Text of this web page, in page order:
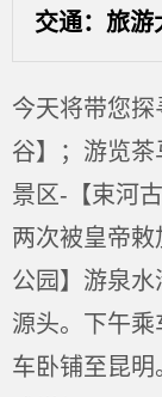
交通：旅游
今天将带您
谷】；游览
景区-【束河
两次被皇帝敕
公园】游泉
源头。下午
车卧铺至昆明